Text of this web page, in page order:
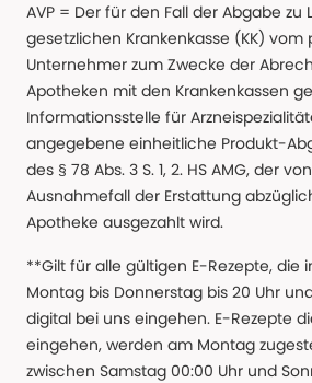
AVP = Der für den Fall der Abgabe zu
gesetzlichen Krankenkasse (KK)
Unternehmer zum Zwecke der
Apotheken mit den Krankenkassen
Informationsstelle für
angegebene einheitliche Produkt-
des § 78 Abs. 3 S. 1, 2. HS AMG, der
Ausnahmefall der Erstattung
Apotheke ausgezahlt wird.
**Gilt für alle gültigen E-Rezepte, die
Montag bis Donnerstag bis 20 Uhr
digital bei uns eingehen. E-Rezepte
eingehen, werden am Montag
zwischen Samstag 00:00 Uhr und